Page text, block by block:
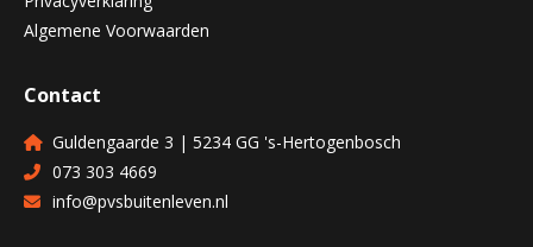
Algemene Voorwaarden
Contact
Guldengaarde 3 | 5234 GG 's-Hertogenbosch
073 303 4669
info@pvsbuitenleven.nl